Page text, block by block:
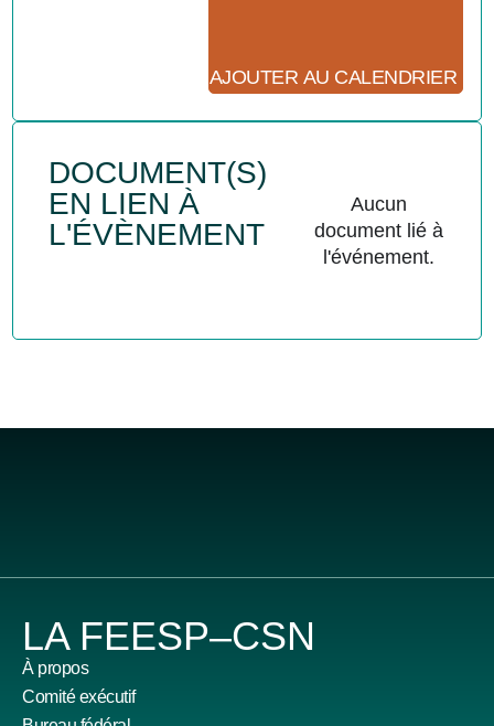
AJOUTER AU CALENDRIER
DOCUMENT(S)
EN LIEN À
L'ÉVÈNEMENT
Aucun
document lié à
l'événement.
LA FEESP–CSN
À propos
Comité exécutif